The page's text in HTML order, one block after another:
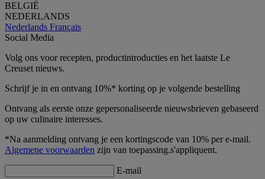
BELGIË
NEDERLANDS
Nederlands Français
Social Media
Volg ons voor recepten, productintroducties en het laatste Le
Creuset nieuws.
Schrijf je in en ontvang 10%* korting op je volgende bestelling
Ontvang als eerste onze gepersonaliseerde nieuwsbrieven gebaseerd
op uw culinaire interesses.
*Na aanmelding ontvang je een kortingscode van 10% per e-mail.
Algemene voorwaarden zijn van toepassing.s'appliquent.
E-mail